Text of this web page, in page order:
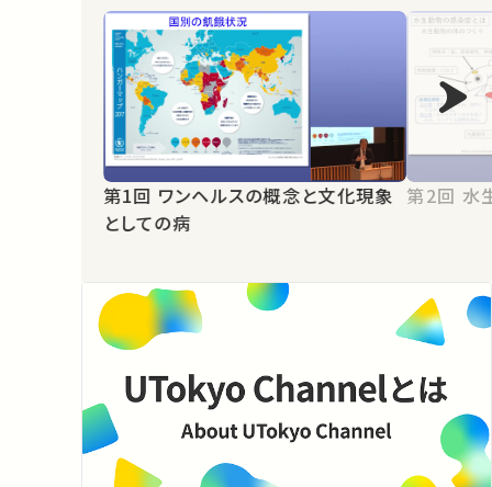
第1回 ワンヘルスの概念と文化現象
としての病
第2